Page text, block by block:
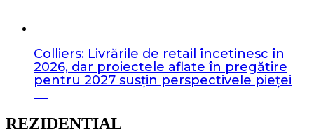
Colliers: Livrările de retail încetinesc în
2026, dar proiectele aflate în pregătire
pentru 2027 susțin perspectivele pieței
REZIDENTIAL